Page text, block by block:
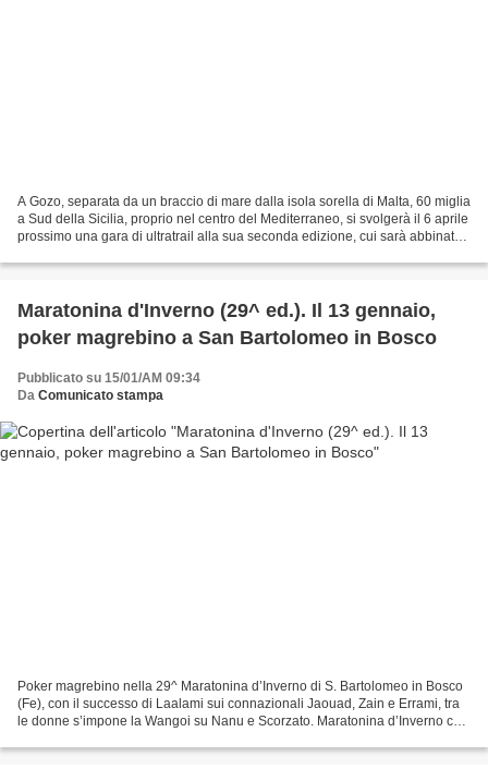
A Gozo, separata da un braccio di mare dalla isola sorella di Malta, 60 miglia
a Sud della Sicilia, proprio nel centro del Mediterraneo, si svolgerà il 6 aprile
prossimo una gara di ultratrail alla sua seconda edizione, cui sarà abbinata
Maratonina d'Inverno (29^ ed.). Il 13 gennaio,
poker magrebino a San Bartolomeo in Bosco
Pubblicato su 15/01/AM 09:34
Da Comunicato stampa
Poker magrebino nella 29^ Maratonina d’Inverno di S. Bartolomeo in Bosco
(Fe), con il successo di Laalami sui connazionali Jaouad, Zain e Errami, tra
le donne s’impone la Wangoi su Nanu e Scorzato. Maratonina d’Inverno con